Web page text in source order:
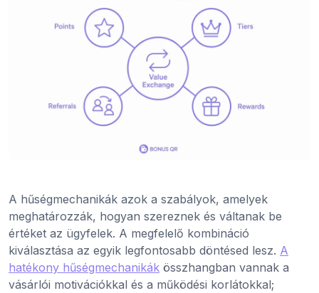
A hűségmechanikák azok a szabályok, amelyek
meghatározzák, hogyan szereznek és váltanak be
értéket az ügyfelek. A megfelelő kombináció
kiválasztása az egyik legfontosabb döntésed lesz. A
hatékony hűségmechanikák összhangban vannak a
vásárlói motivációkkal és a működési korlátokkal;